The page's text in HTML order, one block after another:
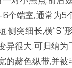
个端室,通常为5
侧突细长,横
异很大,可归纳
的赭色纵带,并